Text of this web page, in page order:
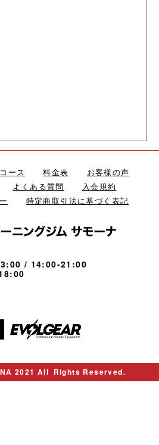
ース 料金表
お客様の声
よくある質問
入会規約
特定商取引法に基づく表記
/ 14:00-21:00
2021 All Rights Reserved.